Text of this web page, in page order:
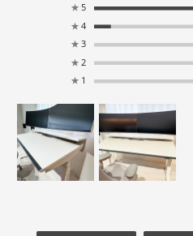
★ 5
★ 4
★ 3
★ 2
★ 1